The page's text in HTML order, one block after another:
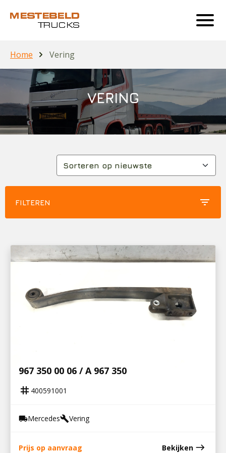
Home Vering
VERING
FILTEREN filter_list
967 350 00 06 / A 967 350
tag 400591001
local_shippingMercedesbuildVering
Prijs op aanvraag Bekijken east